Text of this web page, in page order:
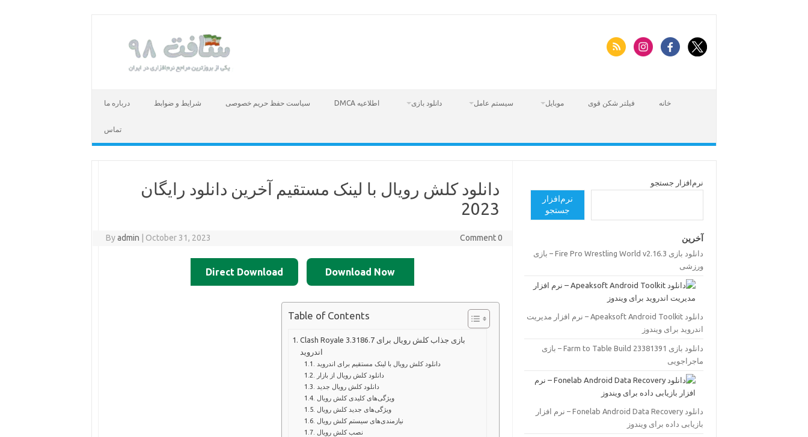
خانه فیلتر شکن قوی موبایل سیستم عامل دانلود بازی اطلاعیه DMCA سیاست حفظ حریم خصوصی شرایط و ضوابط درباره ما
تماس
دانلود کلش رویال با لینک مستقیم آخرین دانلود رایگان
2023
Byadmin October 31, 2023 0 Comment
Download Now
Direct Download
Table of Contents
Clash Royale 3.3186.7 بازی جذاب کلش رویال برای
اندروید
دانلود کلش رویال با لینک مستقیم برای اندروید
دانلود کلش رویال از بازار
دانلود کلش رویال جدید
ویژگی‌های کلیدی کلش رویال
ویژگی‌های جدید کلش رویال
نیازمندی‌های سیستم کلش رویال
نصب کلش رویال
نرم‌افزار جستجو
نرم‌افزار
جستجو
آخرین
دانلود بازی Fire Pro Wrestling World v2.16.3 – بازی
ورزشی
دانلود Apeaksoft Android Toolkit – نرم افزار مدیریت
اندروید برای ویندوز
دانلود بازی Farm to Table Build 23381391 – بازی
ماجراجویی
دانلود Fonelab Android Data Recovery – نرم افزار
بازیابی داده برای ویندوز